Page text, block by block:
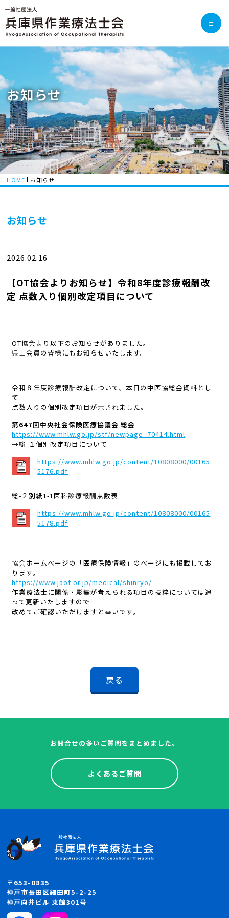
お知らせ
HOME お知らせ
お知らせ
2026.02.16
【OT協会よりお知らせ】令和8年度診療報酬改
定 点数入り個別改定項目について
OT協会より以下のお知らせがありました。
県士会員の皆様にもお知らせいたします。
令和８年度診療報酬改定について、本日の中医協総会資料とし
て
点数入りの個別改定項目が示されました。
第647回中央社会保険医療協議会 総会
https://www.mhlw.go.jp/stf/newpage_70414.html
→総-１個別改定項目について
https://www.mhlw.go.jp/content/10808000/00165
5176.pdf
総-２別紙1-1医科診療報酬点数表
https://www.mhlw.go.jp/content/10808000/00165
5178.pdf
協会ホームページの「医療保険情報」のページにも掲載してお
ります。
https://www.jaot.or.jp/medical/shinryo/
作業療法士に関係・影響が考えられる項目の抜粋については追
って更新いたしますので
改めてご確認いただけますと幸いです。
戻る
お問合せの多いご質問をまとめました。
よくあるご質問
〒653-0835
神戸市長田区細田町5-2-25
神戸向井ビル 東館301号